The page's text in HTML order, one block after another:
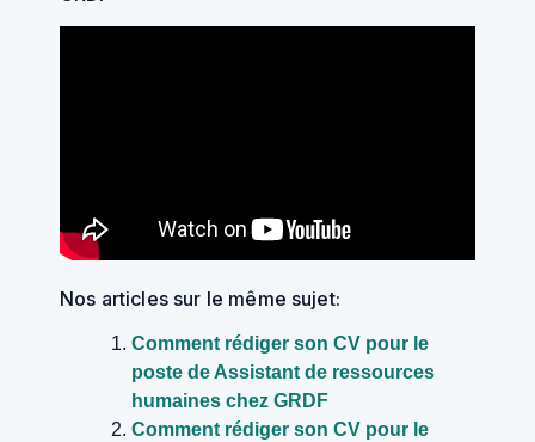
Nos articles sur le même sujet:
Comment rédiger son CV pour le
poste de Assistant de ressources
humaines chez GRDF
Comment rédiger son CV pour le